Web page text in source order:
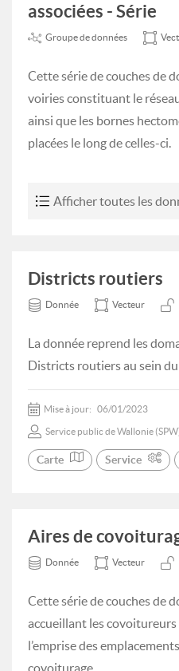
associées - Série
Groupe de données
Cette série de couches de
voiries constituant le
ainsi que les bornes
placées le long de celles-ci.
Afficher toutes les
Districts routiers
Donnée Vecteur
La donnée reprend les
Districts routiers au sein
Mise à jour: 06/01/2023
Service public de Wallonie
Carte Service
Aires de
Donnée Vecteur
Cette série de couches de
accueillant les covoitureurs
l’emprise des
covoiturage.